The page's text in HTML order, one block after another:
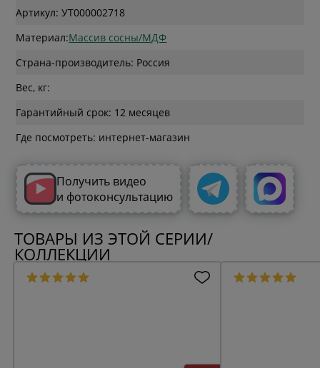
Артикул: УТ000002718
Материал:Массив сосны/МДФ
Страна-производитель: Россия
Вес, кг:
Гарантийный срок: 12 месяцев
Где посмотреть: интернет-магазин
Получить видео
и фотоконсультацию
ТОВАРЫ ИЗ ЭТОЙ СЕРИИ/
КОЛЛЕКЦИИ